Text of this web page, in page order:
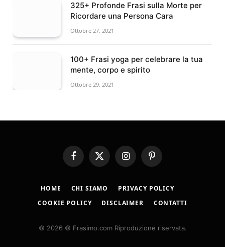
325+ Profonde Frasi sulla Morte per
Ricordare una Persona Cara
Ottobre 27, 2021
100+ Frasi yoga per celebrare la tua
mente, corpo e spirito
Ottobre 29, 2021
Facebook
X
InstagramPinterest
HOME CHI SIAMO
PRIVACY POLICY
COOKIE POLICY
DISCLAIMER CONTATTI
© 2026 © Frasimo.com Riproduzione riservata.